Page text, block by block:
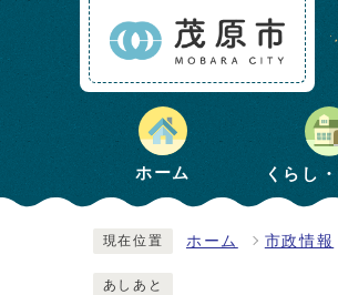
ホーム くらし
現在位置 ホーム 市政情報
あしあと